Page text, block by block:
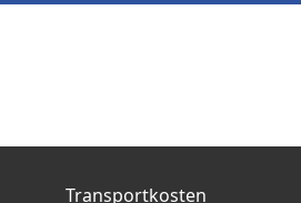
Transportkosten